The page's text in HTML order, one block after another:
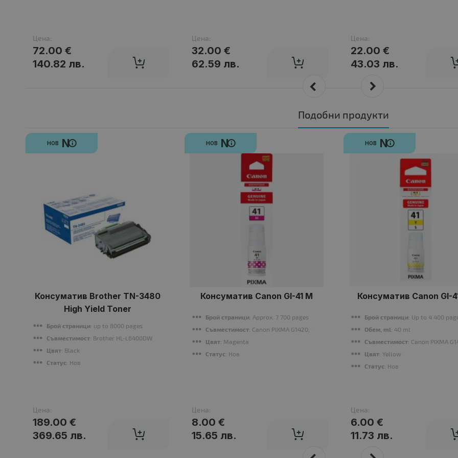
Цена:
72.00 €
140.82 лв.
Цена:
32.00 €
62.59 лв.
Цена:
22.00 €
43.03 лв.
Подобни продукти
НОВ N
Консуматив Brother TN-3480
High Yield Toner
Брой страници: up to 8000 pages
Съвместимост: Brother HL-L6400DW
Цвят: Black
Статус: Нов
Цена:
189.00 €
369.65 лв.
НОВ N
Консуматив Canon GI-41 M
Брой страници: Approx. 7 700 pages
Съвместимост: Canon PIXMA G1420, G2420, G2460, G3420, G3460
Цвят: Magenta
Статус: Нов
Цена:
8.00 €
15.65 лв.
НОВ N
Консуматив Canon GI-
Брой страници: Up to 4 400
Обем, ml : 40 ml
Съвместимост: Canon PIXMA
Цвят: Yellow
Статус: Нов
Цена:
6.00 €
11.73 лв.